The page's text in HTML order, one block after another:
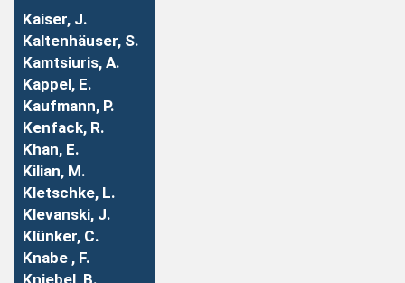
Kaiser, J.
Kaltenhäuser, S.
Kamtsiuris, A.
Kappel, E.
Kaufmann, P.
Kenfack, R.
Khan, E.
Kilian, M.
Kletschke, L.
Klevanski, J.
Klünker, C.
Knabe , F.
Kniebel, B.